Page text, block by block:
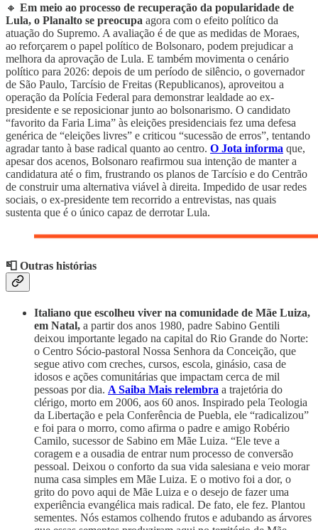
🔸 Em meio ao processo de recuperação da popularidade de
Lula, o Planalto se preocupa agora com o efeito político da
atuação do Supremo. A avaliação é de que as medidas de Moraes,
ao reforçarem o papel político de Bolsonaro, podem prejudicar a
melhora da aprovação de Lula. E também movimenta o cenário
político para 2026: depois de um período de silêncio, o governador
de São Paulo, Tarcísio de Freitas (Republicanos), aproveitou a
operação da Polícia Federal para demonstrar lealdade ao ex-
presidente e se reposicionar junto ao bolsonarismo. O candidato
“favorito da Faria Lima” às eleições presidenciais fez uma defesa
genérica de “eleições livres” e criticou “sucessão de erros”, tentando
agradar tanto à base radical quanto ao centro. O Jota informa que,
apesar dos acenos, Bolsonaro reafirmou sua intenção de manter a
candidatura até o fim, frustrando os planos de Tarcísio e do Centrão
de construir uma alternativa viável à direita. Impedido de usar redes
sociais, o ex-presidente tem recorrido a entrevistas, nas quais
sustenta que é o único capaz de derrotar Lula.
📮 Outras histórias
Italiano que escolheu viver na comunidade de Mãe Luiza,
em Natal, a partir dos anos 1980, padre Sabino Gentili
deixou importante legado na capital do Rio Grande do Norte:
o Centro Sócio-pastoral Nossa Senhora da Conceição, que
segue ativo com creches, cursos, escola, ginásio, casa de
idosos e ações comunitárias que impactam cerca de mil
pessoas por dia. A Saiba Mais relembra a trajetória do
clérigo, morto em 2006, aos 60 anos. Inspirado pela Teologia
da Libertação e pela Conferência de Puebla, ele “radicalizou”
e foi para o morro, como afirma o padre e amigo Robério
Camilo, sucessor de Sabino em Mãe Luiza. “Ele teve a
coragem e a ousadia de entrar num processo de conversão
pessoal. Deixou o conforto da sua vida salesiana e veio morar
numa casa simples em Mãe Luiza. E o motivo foi a dor, o
grito do povo aqui de Mãe Luiza e o desejo de fazer uma
experiência evangélica mais radical. De fato, ele fez. Plantou
sementes. Nós estamos colhendo frutos e adubando as árvores